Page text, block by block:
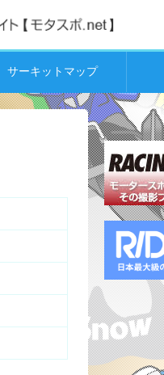
サーキットマップ